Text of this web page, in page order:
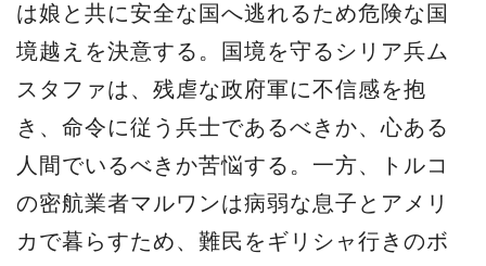
は娘と共に安全な国へ逃れるため危険な国
境越えを決意する。国境を守るシリア兵ム
スタファは、残虐な政府軍に不信感を抱
き、命令に従う兵士であるべきか、心ある
人間でいるべきか苦悩する。一方、トルコ
の密航業者マルワンは病弱な息子とアメリ
カで暮らすため、難民をギリシャ行きのボ